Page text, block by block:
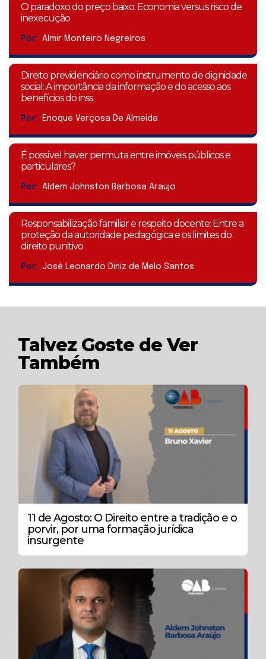
O paradoxo do preço baixo: Economia versus risco de
inexecução
Por: Almir Monteiro Negreiros
Direito previdenciário como instrumento de dignidade
social: A importância da informação e do acesso aos
benefícios do inss
Por: Enoque Verçosa De Almeida
É possível haver permuta entre imóveis públicos e
particulares?
Por: Aldem Johnston Barbosa Araujo
Responsabilização familiar e respeito docente: Entre a
proteção da autoridade pedagógica e os limites do
direito punitivo
Por: José Leonardo Diniz de Melo Santos
Talvez Goste de Ver
Também
11 de Agosto: O Direito entre a tradição e o
porvir, por uma formação jurídica
insurgente